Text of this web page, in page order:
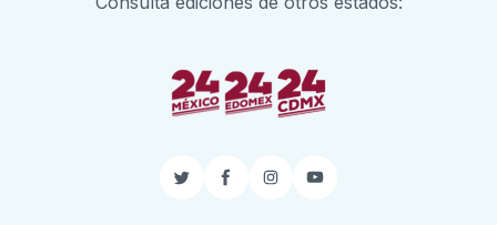
TwitterFacebook
InstagramYouTube